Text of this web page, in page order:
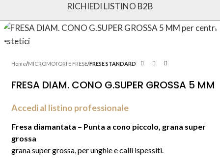
RICHIEDI LISTINO B2B
Home MICROMOTORI E FRESE FRESE STANDARD
FRESA DIAM. CONO G.SUPER GROSSA 5 MM
Accedi al listino professionale
Fresa diamantata – Punta a cono piccolo, grana super
grossa
grana super grossa, per unghie e calli ispessiti.